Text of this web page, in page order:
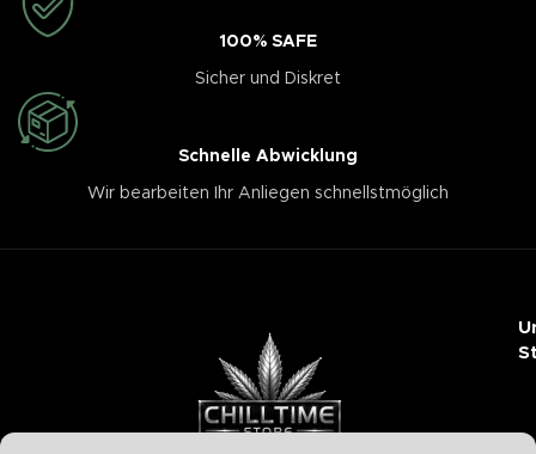
100% SAFE
Sicher und Diskret
Schnelle Abwicklung
Wir bearbeiten Ihr Anliegen schnellstmöglich